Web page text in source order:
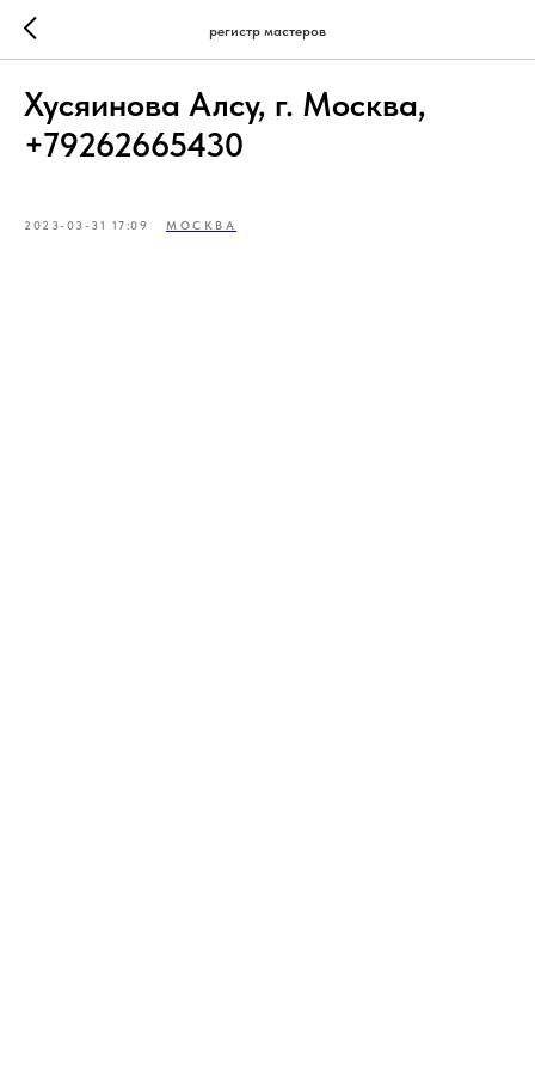
регистр мастеров
Хусяинова Алсу, г. Москва,
+79262665430
2023-03-31 17:09 МОСКВА